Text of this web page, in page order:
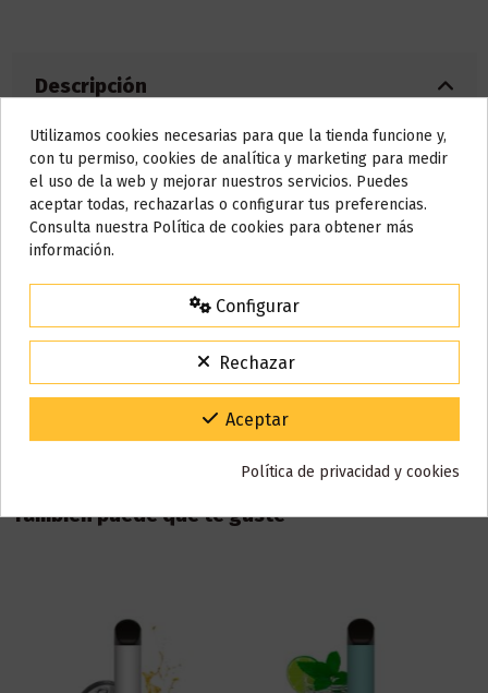
Descripción
Características:
Capacidad eliquid: 2ml
Batería 400mAh integrada
NºCaladas aproximadas: 500
Detalles del producto
Reseñas (0)
También puede que te guste
Do not show again.
AVISO IMPORTANTE
Nos tomamos unos días
Todos los pedidos realizados desde el
15% de descuento
Para agradecerte la espera durante estos días.
Código:VACACIONES15
Gracias por tu paciencia y por seguir confiando en nosotros.
Utilizamos cookies necesarias para que la tienda funcione y,
con tu permiso, cookies de analítica y marketing para medir
el uso de la web y mejorar nuestros servicios. Puedes
aceptar todas, rechazarlas o configurar tus preferencias.
Consulta nuestra Política de cookies para obtener más
información.
Configurar
Rechazar
Aceptar
Política de privacidad y cookies